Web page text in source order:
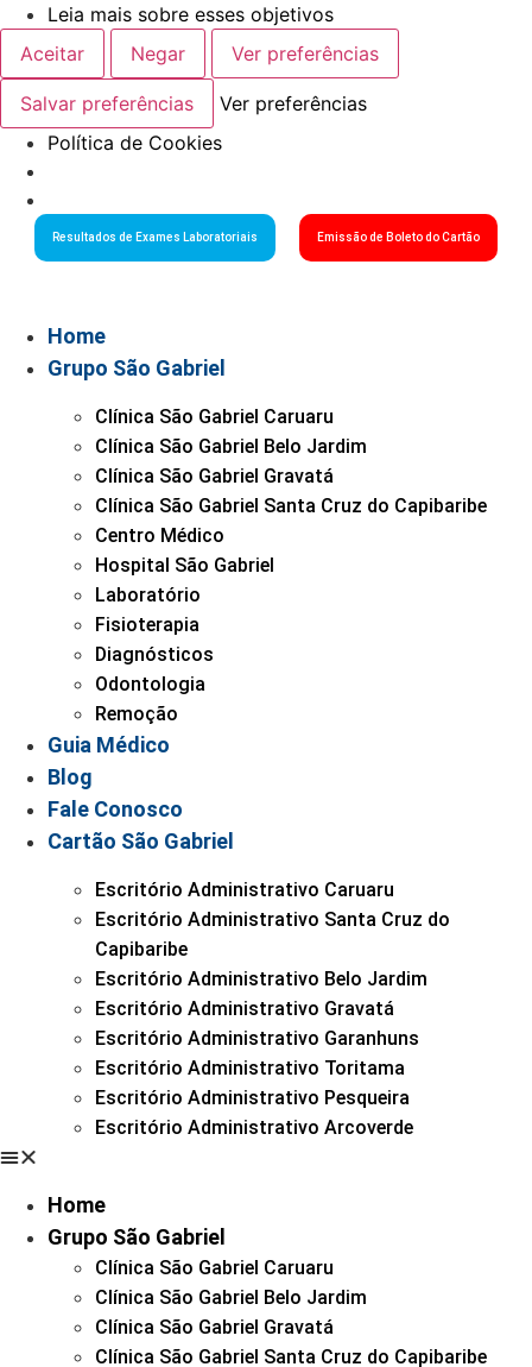
Leia mais sobre esses objetivos
Aceitar
Negar Ver preferências
Salvar preferências
Ver preferências
Política de Cookies
Resultados de Exames Laboratoriais Emissão de Boleto do Cartão
Home
Grupo São Gabriel
Clínica São Gabriel Caruaru
Clínica São Gabriel Belo Jardim
Clínica São Gabriel Gravatá
Clínica São Gabriel Santa Cruz do Capibaribe
Centro Médico
Hospital São Gabriel
Laboratório
Fisioterapia
Diagnósticos
Odontologia
Remoção
Guia Médico
Blog
Fale Conosco
Cartão São Gabriel
Escritório Administrativo Caruaru
Escritório Administrativo Santa Cruz do
Capibaribe
Escritório Administrativo Belo Jardim
Escritório Administrativo Gravatá
Escritório Administrativo Garanhuns
Escritório Administrativo Toritama
Escritório Administrativo Pesqueira
Escritório Administrativo Arcoverde
Home
Grupo São Gabriel
Clínica São Gabriel Caruaru
Clínica São Gabriel Belo Jardim
Clínica São Gabriel Gravatá
Clínica São Gabriel Santa Cruz do Capibaribe